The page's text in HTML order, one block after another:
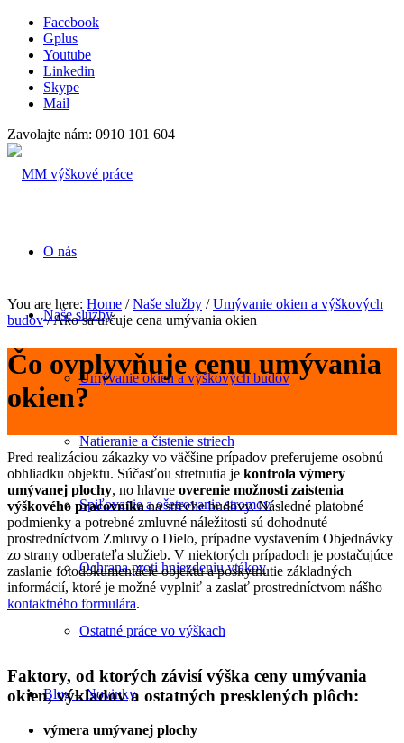
Facebook
Gplus
Youtube
Linkedin
Skype
Mail
Zavolajte nám: 0910 101 604
O nás
Naše služby
Umývanie okien a výškových budov
Natieranie a čistenie striech
Spiľovanie a ošetrovanie stromov
Ochrana proti hniezdeniu vtákov
Ostatné práce vo výškach
Blog – Novinky
You are here: Home / Naše služby / Umývanie okien a výškových
budov /Ako sa určuje cena umývania okien
Čo ovplyvňuje cenu umývania
okien?
Pred realizáciou zákazky vo väčšine prípadov preferujeme osobnú
obhliadku objektu. Súčasťou stretnutia je kontrola výmery
umývanej plochy, no hlavne overenie možnosti zaistenia
výškového pracovníkana streche budovy. Následné platobné
podmienky a potrebné zmluvné náležitosti sú dohodnuté
prostredníctvom Zmluvy o Dielo, prípadne vystavením Objednávky
zo strany odberateľa služieb. V niektorých prípadoch je postačujúce
zaslanie fotodokumentácie objektu a poskytnutie základných
informácií, ktoré je možné vyplniť a zaslať prostredníctvom nášho
kontaktného formulára.
Faktory, od ktorých závisí výška ceny umývania
okien, výkladov a ostatných presklených plôch:
výmera umývanej plochy